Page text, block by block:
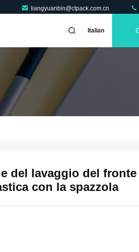
liangyuanbin@ctpack.com.cn
Italian
del lavaggio del
con la spazzola